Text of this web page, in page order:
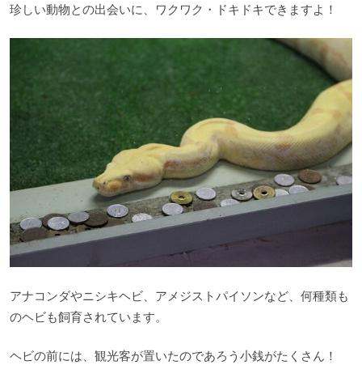
珍しい動物との出会いに、ワクワク・ドキドキできますよ！
アナコンダやニシキヘビ、アメジストパイソンなど、何種類も
のヘビも飼育されています。
ヘビの前には、観光客が置いたのであろう小銭がたくさん！